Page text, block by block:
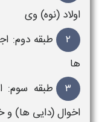
اولاد (نوه) وی
۲
طبقه دوم:
ها
۳
طبقه سوم:
اخوال (دایی ها) و